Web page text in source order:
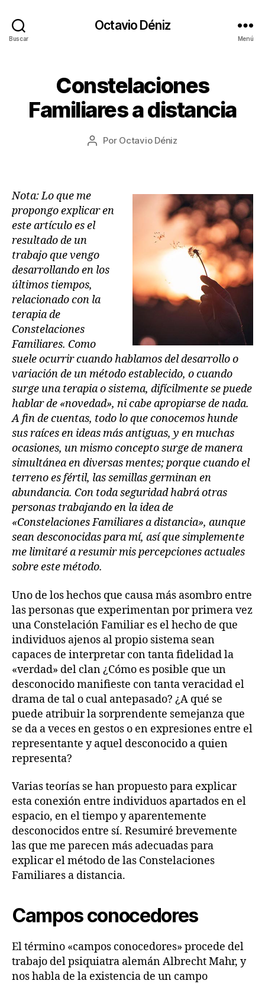
Buscar
Octavio Déniz
Menú
Categorías
A
S
G
N
E
A
C
O
N
A
L
Constelaciones
Familiares a distancia
Autor
Por Octavio Déniz
Fecha
1
9
/
0
/
2
Nota: Lo que me
propongo explicar en
este artículo es el
resultado de un
trabajo que vengo
desarrollando en los
últimos tiempos,
relacionado con la
terapia de
Constelaciones
Familiares. Como
suele ocurrir cuando hablamos del desarrollo o
variación de un método establecido, o cuando
surge una terapia o sistema, difícilmente se puede
hablar de «novedad», ni cabe apropiarse de nada.
A fin de cuentas, todo lo que conocemos hunde
sus raíces en ideas más antiguas, y en muchas
ocasiones, un mismo concepto surge de manera
simultánea en diversas mentes; porque cuando el
terreno es fértil, las semillas germinan en
abundancia. Con toda seguridad habrá otras
personas trabajando en la idea de
«Constelaciones Familiares a distancia», aunque
sean desconocidas para mí, así que simplemente
me limitaré a resumir mis percepciones actuales
sobre este método.
Uno de los hechos que causa más asombro entre
las personas que experimentan por primera vez
una Constelación Familiar es el hecho de que
individuos ajenos al propio sistema sean
capaces de interpretar con tanta fidelidad la
«verdad» del clan ¿Cómo es posible que un
desconocido manifieste con tanta veracidad el
drama de tal o cual antepasado? ¿A qué se
puede atribuir la sorprendente semejanza que
se da a veces en gestos o en expresiones entre el
representante y aquel desconocido a quien
representa?
Varias teorías se han propuesto para explicar
esta conexión entre individuos apartados en el
espacio, en el tiempo y aparentemente
desconocidos entre sí. Resumiré brevemente
las que me parecen más adecuadas para
explicar el método de las Constelaciones
Familiares a distancia.
Campos conocedores
El término «campos conocedores» procede del
trabajo del psiquiatra alemán Albrecht Mahr, y
nos habla de la existencia de un campo